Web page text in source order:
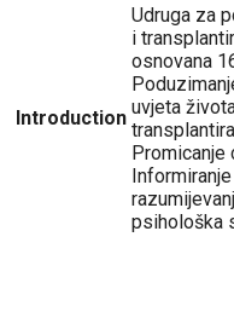
Introduction
Udruga za
i
osnovana
uvjeta
Promicanje
psihološka